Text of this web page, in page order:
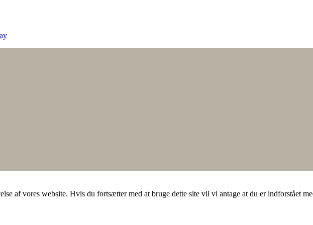
af vores website. Hvis du fortsætter med at bruge dette site vil vi antage at du er indforstået